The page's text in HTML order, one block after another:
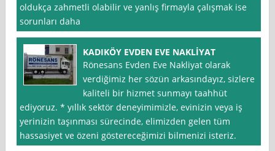
oldukça zahmetli olabilir ve yanlış firmayla çalışmak ise
sorunları daha
KADIKÖY EVDEN EVE NAKLİYAT
Rönesans Evden Eve Nakliyat olarak
verdiğimiz her sözün arkasındayız, sizlere
kaliteli bir hizmet sunmayı taahhüt
ediyoruz. * yıllık sektör deneyimimizle, evinizin veya iş
yerinizin taşınması sürecinde, elimizden gelen tüm
hassasiyet ve özeni göstereceğimizi bilmenizi isteriz.